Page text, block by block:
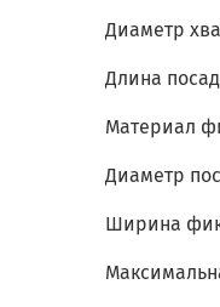
Диаметр
Длина
Материал
Диаметр
Ширина